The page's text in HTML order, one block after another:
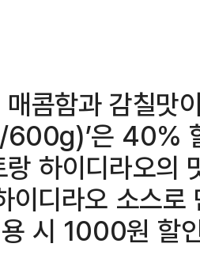
콤함과 감칠맛
은 40%
하이디라오의
이디라오 소스
시 1000원 할